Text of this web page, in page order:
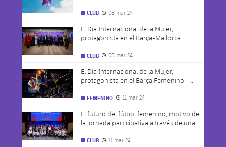
CLUB Fecha de publicación
08 mar 24
FC Barcelona club badge
El Día Internacional de la Mujer,
protagonista en el Barça-Mallorca
CLUB Fecha de publicación
08 mar 24
FC Barcelona club badge
El Día Internacional de la Mujer,
protagonista en el Barça Femenino –
FEMENINO Fecha de publicación
11 mar 24
FC Barcelona club badge
El futuro del fútbol femenino, motivo de
la jornada participativa a través de una
CLUB Fecha de publicación
11 mar 24